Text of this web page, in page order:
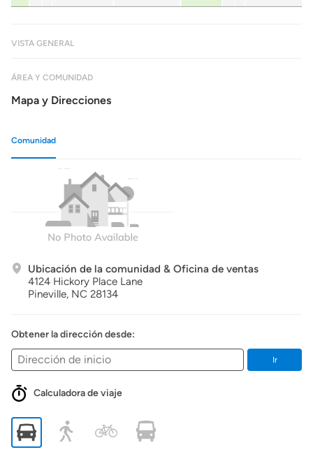
VISTA GENERAL
ÁREA Y COMUNIDAD
Mapa y Direcciones
Comunidad
Ubicación de la comunidad & Oficina de ventas
4124 Hickory Place Lane
Pineville, NC 28134
Obtener la dirección desde:
Ir
Calculadora de viaje